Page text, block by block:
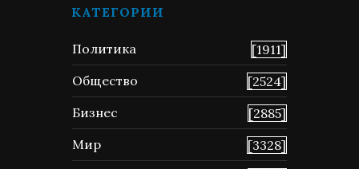
КАТЕГОРИИ
Политика
[1911]
Общество
[2524]
Бизнес
[2885]
Мир
[3328]